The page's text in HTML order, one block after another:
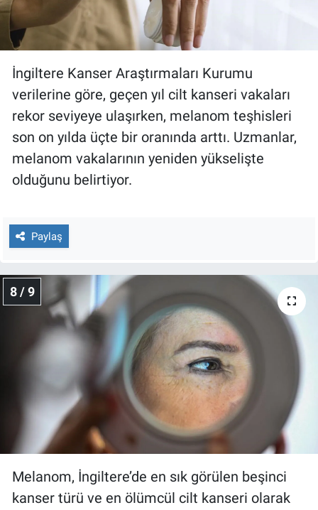
İngiltere Kanser Araştırmaları Kurumu
verilerine göre, geçen yıl cilt kanseri vakaları
rekor seviyeye ulaşırken, melanom teşhisleri
son on yılda üçte bir oranında arttı. Uzmanlar,
melanom vakalarının yeniden yükselişte
olduğunu belirtiyor.
Paylaş
8 / 9
Melanom, İngiltere’de en sık görülen beşinci
kanser türü ve en ölümcül cilt kanseri olarak